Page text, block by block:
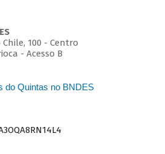
100 - Centro
- Acesso B
do Quintas no BNDES